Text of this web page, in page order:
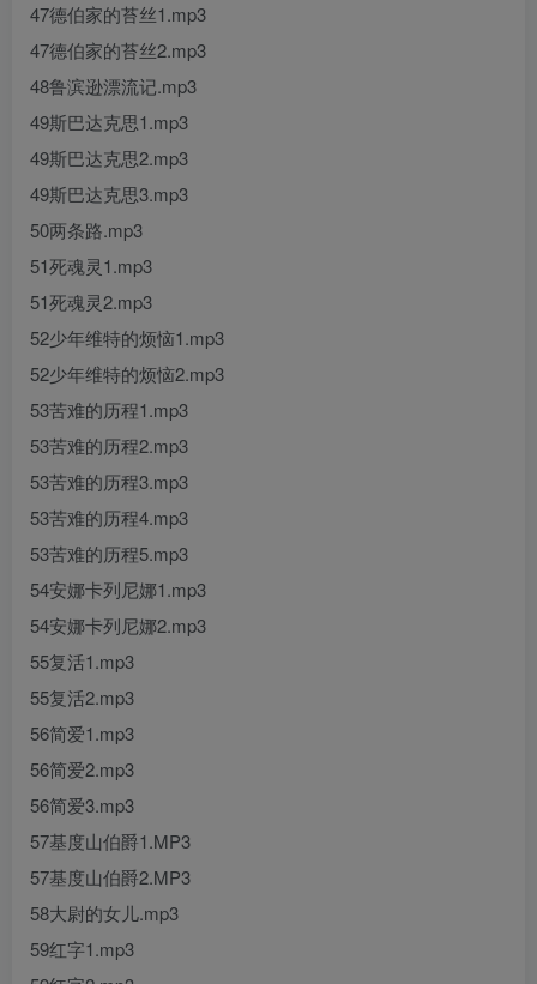
47德伯家的苔丝1.mp3
47德伯家的苔丝2.mp3
48鲁滨逊漂流记.mp3
49斯巴达克思1.mp3
49斯巴达克思2.mp3
49斯巴达克思3.mp3
50两条路.mp3
51死魂灵1.mp3
51死魂灵2.mp3
52少年维特的烦恼1.mp3
52少年维特的烦恼2.mp3
53苦难的历程1.mp3
53苦难的历程2.mp3
53苦难的历程3.mp3
53苦难的历程4.mp3
53苦难的历程5.mp3
54安娜卡列尼娜1.mp3
54安娜卡列尼娜2.mp3
55复活1.mp3
55复活2.mp3
56简爱1.mp3
56简爱2.mp3
56简爱3.mp3
57基度山伯爵1.MP3
57基度山伯爵2.MP3
58大尉的女儿.mp3
59红字1.mp3